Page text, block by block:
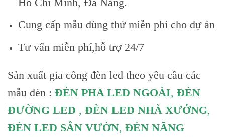
Cung cấp mẫu dùng thử miễn phí cho dự án
Tư vấn miễn phí,hỗ trợ 24/7
Sản xuất gia công đèn led theo yêu cầu các
mẫu đèn : ĐÈN PHA LED NGOÀI, ĐÈN
ĐƯỜNG LED , ĐÈN LED NHÀ XƯỞNG,
ĐÈN LED SÂN VƯỜN, ĐÈN NĂNG